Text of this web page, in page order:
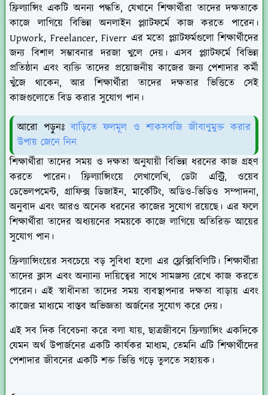
ফ্রিল্যান্সিং একটি অনন্য পদ্ধতি, যেখানে শিক্ষার্থীরা তাদের দক্ষতাকে
কাজে লাগিয়ে বিভিন্ন অনলাইন প্ল্যাটফর্মে কাজ করতে পারেন।
Upwork, Freelancer, Fiverr এর মতো প্ল্যাটফর্মগুলো শিক্ষার্থীদের
জন্য বিশাল সম্ভাবনার দরজা খুলে দেয়। এসব প্ল্যাটফর্মে বিভিন্ন
প্রতিষ্ঠান এবং ব্যক্তি তাদের প্রয়োজনীয় কাজের জন্য পেশাদার কর্মী
খুঁজে থাকেন, আর শিক্ষার্থীরা তাদের দক্ষতার ভিত্তিতে সেই
কাজগুলোতে বিড করার সুযোগ পান।
আরো পড়ুনঃবাড়িতে ফলমূল ও শাকসবজি জীবাণুমুক্ত করার
উপায় জেনে নিন
শিক্ষার্থীরা তাদের সময় ও দক্ষতা অনুযায়ী বিভিন্ন ধরনের কাজ গ্রহণ
করতে পারেন। ফ্রিল্যান্সিংয়ে লেখালেখি, ডেটা এন্ট্রি, ওয়েব
ডেভেলপমেন্ট, গ্রাফিক্স ডিজাইন, মার্কেটিং, অডিও-ভিডিও সম্পাদনা,
অনুবাদ এবং আরও অনেক ধরনের কাজের সুযোগ রয়েছে। এর ফলে
শিক্ষার্থীরা তাদের অধ্যয়নের সময়কে কাজে লাগিয়ে অতিরিক্ত আয়ের
সুযোগ পান।
ফ্রিল্যান্সিংয়ের সবচেয়ে বড় সুবিধা হলো এর ফ্লেক্সিবিলিটি। শিক্ষার্থীরা
তাদের ক্লাস এবং অন্যান্য দায়িত্বের সাথে সামঞ্জস্য রেখে কাজ করতে
পারেন। এই স্বাধীনতা তাদের সময় ব্যবস্থাপনার দক্ষতা বাড়ায় এবং
কাজের মাধ্যমে বাস্তব অভিজ্ঞতা অর্জনের সুযোগ করে দেয়।
এই সব দিক বিবেচনা করে বলা যায়, ছাত্রজীবনে ফ্রিল্যান্সিং একদিকে
যেমন অর্থ উপার্জনের একটি কার্যকর মাধ্যম, তেমনি এটি শিক্ষার্থীদের
পেশাদার জীবনের একটি শক্ত ভিত্তি গড়ে তুলতে সহায়ক।